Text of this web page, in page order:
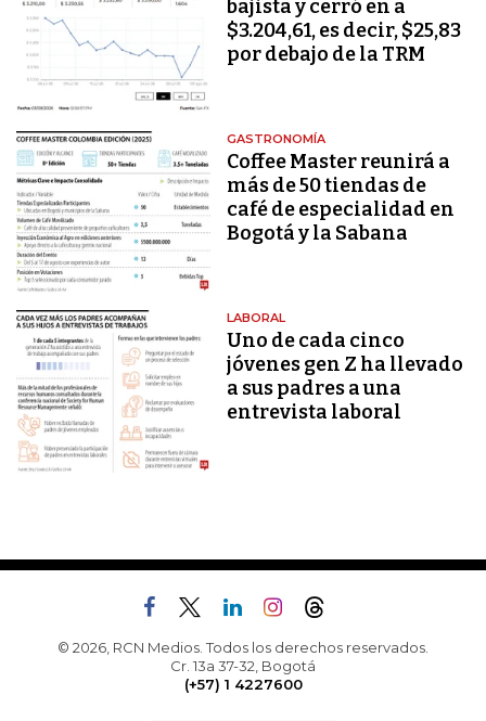
bajista y cerró en a
$3.204,61, es decir, $25,83
por debajo de la TRM
GASTRONOMÍA
Coffee Master reunirá a
más de 50 tiendas de
café de especialidad en
Bogotá y la Sabana
LABORAL
Uno de cada cinco
jóvenes gen Z ha llevado
a sus padres a una
entrevista laboral
© 2026, RCN Medios. Todos los derechos reservados.
Cr. 13a 37-32, Bogotá
(+57) 1 4227600